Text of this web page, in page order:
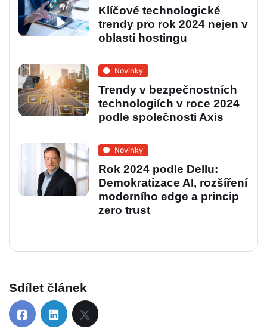
Klíčové technologické
trendy pro rok 2024 nejen v
oblasti hostingu
Novinky
Trendy v bezpečnostních
technologiích v roce 2024
podle společnosti Axis
Novinky
Rok 2024 podle Dellu:
Demokratizace AI, rozšíření
moderního edge a princip
zero trust
Sdílet článek